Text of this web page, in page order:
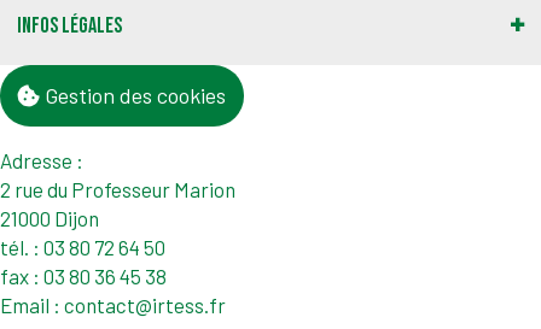
Infos légales
Gestion des cookies
Adresse :
2 rue du Professeur Marion
21000 Dijon
tél. : 03 80 72 64 50
fax : 03 80 36 45 38
Email : contact@irtess.fr